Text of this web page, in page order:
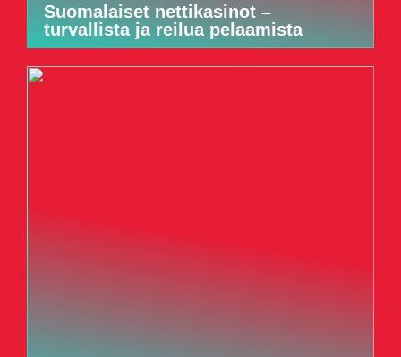
Suomalaiset nettikasinot –
turvallista ja reilua pelaamista